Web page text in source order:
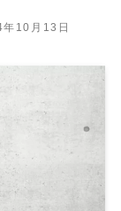
10月13日